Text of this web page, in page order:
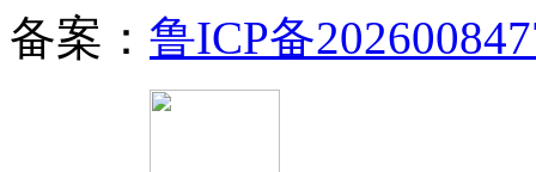
备案： 鲁ICP备